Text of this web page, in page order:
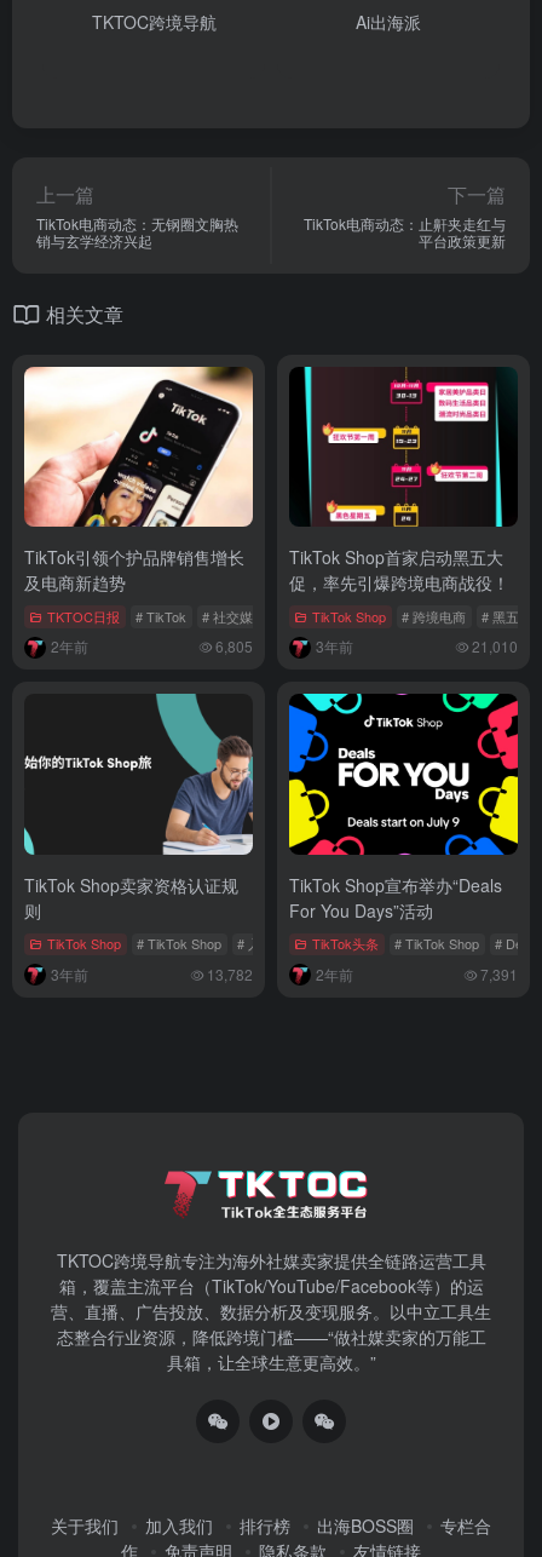
TKTOC跨境导航 Ai出海派
上一篇
TikTok电商动态：无钢圈文胸热
销与玄学经济兴起
下一篇
TikTok电商动态：止鼾夹走红与
平台政策更新
相关文章
TikTok引领个护品牌销售增长
及电商新趋势
TKTOC日报 # TikTok # 社交媒体营销 # 个护品牌
2年前 6,805
TikTok Shop首家启动黑五大
促，率先引爆跨境电商战役！
TikTok Shop # 跨境电商 # 黑五
3年前 21,010
TikTok Shop卖家资格认证规
则
TikTok Shop # TikTok Shop # 入驻指南
3年前 13,782
TikTok Shop宣布举办“Deals
For You Days”活动
TikTok头条 # TikTok Shop #
2年前 7,391
TKTOC跨境导航​专注为海外社媒卖家提供全链路运营工具
箱，覆盖主流平台（TikTok/YouTube/Facebook等）​的运
营、直播、广告投放、数据分析及变现服务。以中立工具生
态整合行业资源，降低跨境门槛——“做社媒卖家的万能工
具箱，让全球生意更高效。”
关于我们 加入我们 排行榜 出海BOSS圈
专栏合
作
免责声明 隐私条款 友情链接